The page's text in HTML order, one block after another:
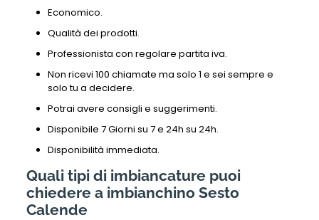
Economico.
Qualità dei prodotti.
Professionista con regolare partita iva.
Non ricevi 100 chiamate ma solo 1 e sei sempre e
solo tu a decidere.
Potrai avere consigli e suggerimenti.
Disponibile 7 Giorni su 7 e 24h su 24h.
Disponibilità immediata.
Quali tipi di imbiancature puoi
chiedere a imbianchino Sesto
Calende